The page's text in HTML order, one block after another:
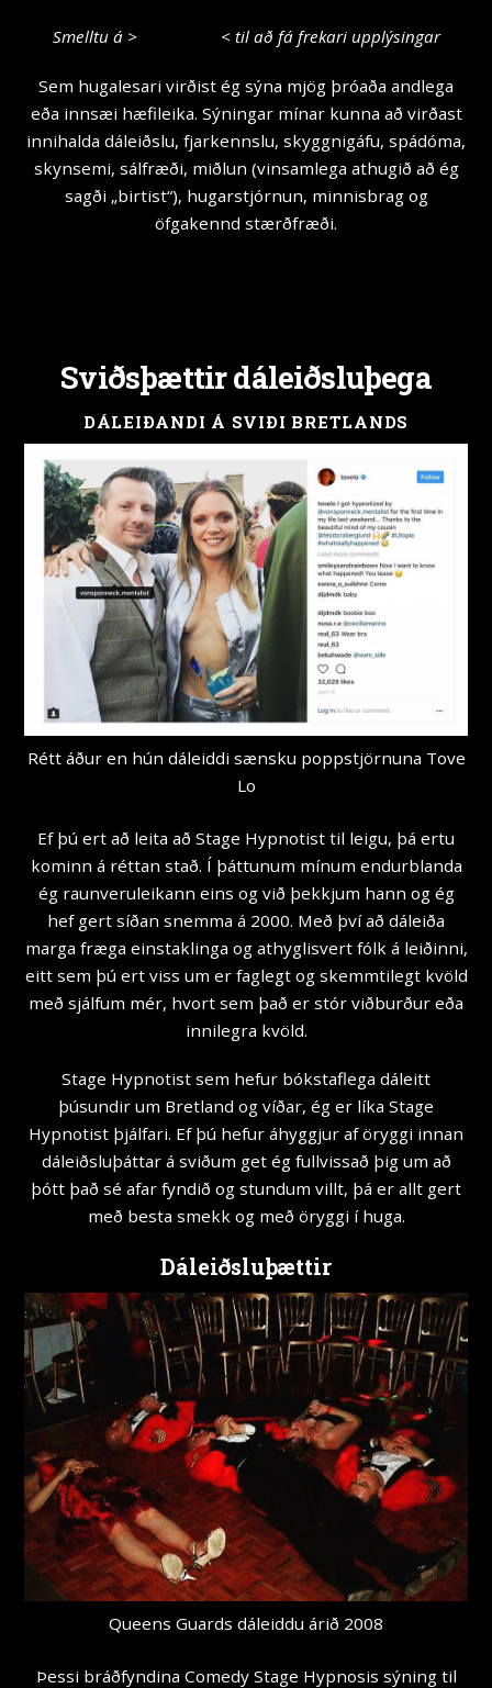
Smelltu á > < til að fá frekari upplýsingar
Sem hugalesari virðist ég sýna mjög þróaða andlega
eða innsæi hæfileika. Sýningar mínar kunna að virðast
innihalda dáleiðslu, fjarkennslu, skyggnigáfu, spádóma,
skynsemi, sálfræði, miðlun (vinsamlega athugið að ég
sagði „birtist“), hugarstjórnun, minnisbrag og
öfgakennd stærðfræði.
Sviðsþættir dáleiðsluþega
DÁLEIÐANDI Á SVIÐI BRETLANDS
Rétt áður en hún dáleiddi sænsku poppstjörnuna Tove
Lo
Ef þú ert að leita að Stage Hypnotist til leigu, þá ertu
kominn á réttan stað. Í þáttunum mínum endurblanda
ég raunveruleikann eins og við þekkjum hann og ég
hef gert síðan snemma á 2000. Með því að dáleiða
marga fræga einstaklinga og athyglisvert fólk á leiðinni,
eitt sem þú ert viss um er faglegt og skemmtilegt kvöld
með sjálfum mér, hvort sem það er stór viðburður eða
innilegra kvöld.
Stage Hypnotist sem hefur bókstaflega dáleitt
þúsundir um Bretland og víðar, ég er líka Stage
Hypnotist þjálfari. Ef þú hefur áhyggjur af öryggi innan
dáleiðsluþáttar á sviðum get ég fullvissað þig um að
þótt það sé afar fyndið og stundum villt, þá er allt gert
með besta smekk og með öryggi í huga.
Dáleiðsluþættir
Queens Guards dáleiddu árið 2008
Þessi bráðfyndina Comedy Stage Hypnosis sýning til